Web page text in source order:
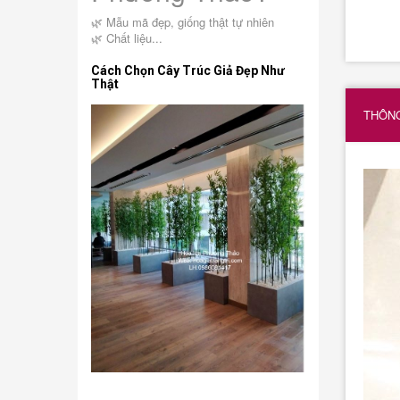
🌿 Mẫu mã đẹp, giống thật tự nhiên
🌿 Chất liệu...
Cách Chọn Cây Trúc Giả Đẹp Như
Thật